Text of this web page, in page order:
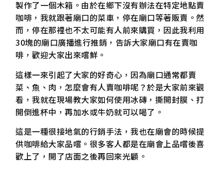
製作了一個木箱。由於在鄉下沒有辦法在特定地點賣
咖啡，我就跟著廟口的菜車，停在廟口等著販賣。然
而，停在那裡也不太可能有人前來購買，因此我利用
30塊的廟口廣播進行推銷，告訴大家廟口有在賣咖
啡，歡迎大家出來嚐鮮。
這樣一來引起了大家的好奇心，因為廟口通常都賣
菜、魚、肉，怎麼會有人賣咖啡呢？於是大家前來觀
看，我就在現場教大家如何使用冰磚，撕開封膜、打
開倒進杯中，再加水或牛奶就可以喝了。
這是一種很接地氣的行銷手法，我也在廟會的時候提
供咖啡給大家品嚐。很多客人都是在廟會上品嚐後喜
歡上了，開了店面之後再回來光顧。